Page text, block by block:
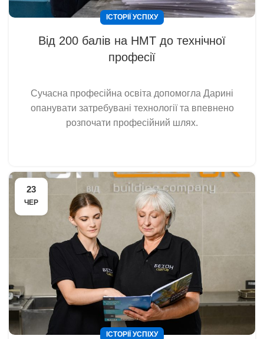
ІСТОРІЇ УСПІХУ
Від 200 балів на НМТ до технічної
професії
Сучасна професійна освіта допомогла Дарині
опанувати затребувані технології та впевнено
розпочати професійний шлях.
23
ЧЕР
ІСТОРІЇ УСПІХУ